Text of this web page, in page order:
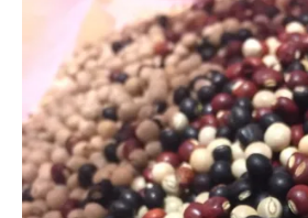
落，都見得到樹豆以約1公尺到2公
星種在田邊或聚落與森林交界的淺
長橢圓形、茂茂密密一滿樹，鮮黃
錦簇，大約到了初冬，鎌刀型的莢
是部落族人忙著採收樹豆之時。為
USR 曲芳華積極開發相關產品台灣
豆為日常飲食的一環，布農族、阿
等都有歷代傳承的樹豆食譜，「多